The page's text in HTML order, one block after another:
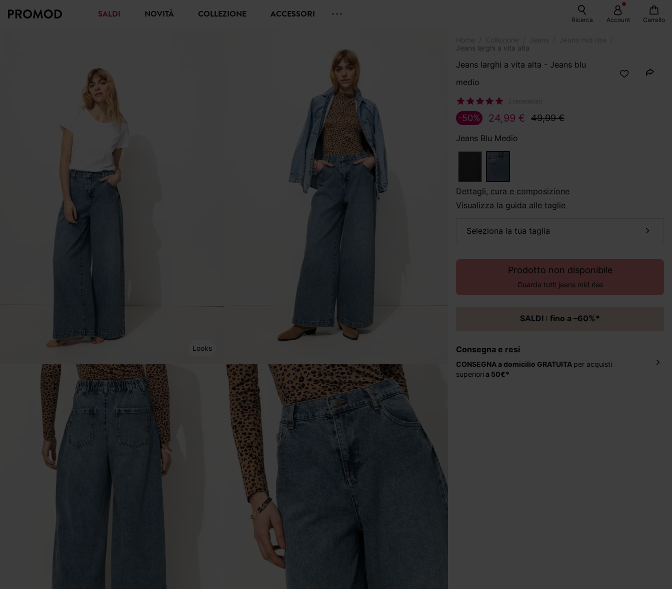
SALDI NOVITÀ COLLEZIONE ACCESSORI Ricerca Account Carrello
Looks
Jeans larghi a vita alta
Jeans larghi a vita alta - Jeans blu
medio
24,99 € 49,99 €
-50%
Jeans Blu Medio
dettagli, cura e composizione
Visualizza la guida alle taglie
seleziona la tua taglia
Prodotto non disponibile
Guarda tutti jeans mid rise
SALDI : fino a –60%*
Consegna e resi
CONSEGNA a domicilio GRATUITA per acquisti
superiori a 50€*